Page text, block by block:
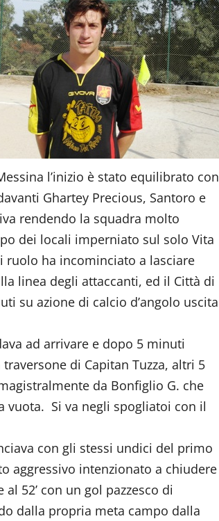
l’inizio è stato equilibrato con
Ghartey Precious, Santoro e
rendendo la squadra molto
dei locali imperniato sul solo Vita
ruolo ha incominciato a lasciare
linea degli attaccanti, ed il Città di
su azione di calcio d’angolo uscita
ad arrivare e dopo 5 minuti
di Capitan Tuzza, altri 5
da Bonfiglio G. che
vuota. Si va negli spogliatoi con il
con gli stessi undici del primo
aggressivo intenzionato a chiudere
52’ con un gol pazzesco di
dalla propria meta campo dalla